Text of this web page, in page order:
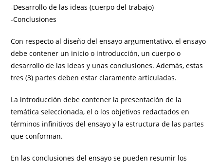
-Desarrollo de las ideas (cuerpo del trabajo)
-Conclusiones
Con respecto al diseño del ensayo argumentativo, el ensayo
debe contener un inicio o introducción, un cuerpo o
desarrollo de las ideas y unas conclusiones. Además, estas
tres (3) partes deben estar claramente articuladas.
La introducción debe contener la presentación de la
temática seleccionada, el o los objetivos redactados en
términos infinitivos del ensayo y la estructura de las partes
que conforman.
En las conclusiones del ensayo se pueden resumir los